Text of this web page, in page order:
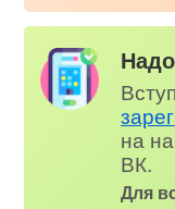
на
ВК.
Для